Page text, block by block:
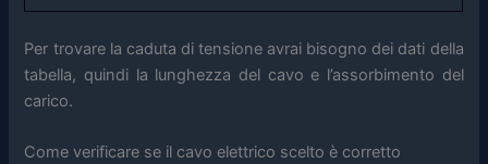
Per trovare la caduta di tensione avrai bisogno dei dati della
tabella, quindi la lunghezza del cavo e l’assorbimento del
carico.
Come verificare se il cavo elettrico scelto è corretto